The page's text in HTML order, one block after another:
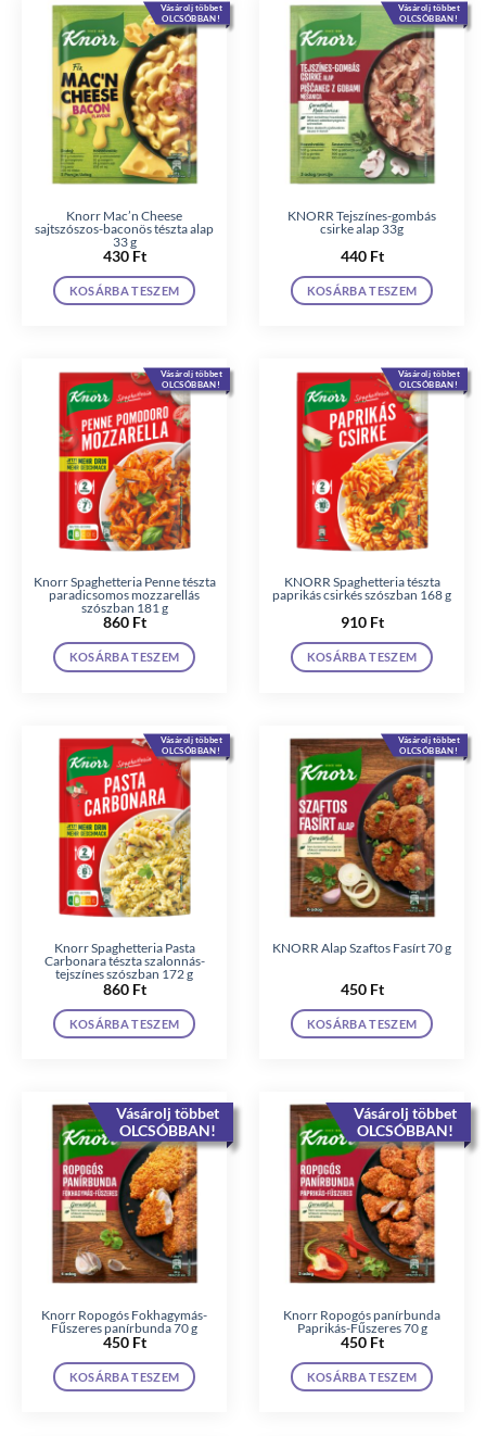
Vásárolj többet
OLCSÓBBAN!
Knorr Mac’n Cheese
sajtszószos-baconös tészta alap
33 g
430 Ft
KOSÁRBA TESZEM
Vásárolj többet
OLCSÓBBAN!
KNORR Tejszínes-gombás
csirke alap 33g
440 Ft
KOSÁRBA TESZEM
Vásárolj többet
OLCSÓBBAN!
Knorr Spaghetteria Penne tészta
paradicsomos mozzarellás
szószban 181 g
860 Ft
KOSÁRBA TESZEM
Vásárolj többet
OLCSÓBBAN!
KNORR Spaghetteria tészta
paprikás csirkés szószban 168 g
910 Ft
KOSÁRBA TESZEM
Vásárolj többet
OLCSÓBBAN!
Knorr Spaghetteria Pasta
Carbonara tészta szalonnás-
tejszínes szószban 172 g
860 Ft
KOSÁRBA TESZEM
Vásárolj többet
OLCSÓBBAN!
KNORR Alap Szaftos Fasírt 70 g
450 Ft
KOSÁRBA TESZEM
Vásárolj többet
OLCSÓBBAN!
Knorr Ropogós Fokhagymás-
Fűszeres panírbunda 70 g
450 Ft
KOSÁRBA TESZEM
Vásárolj többet
OLCSÓBBAN!
Knorr Ropogós panírbunda
Paprikás-Fűszeres 70 g
450 Ft
KOSÁRBA TESZEM